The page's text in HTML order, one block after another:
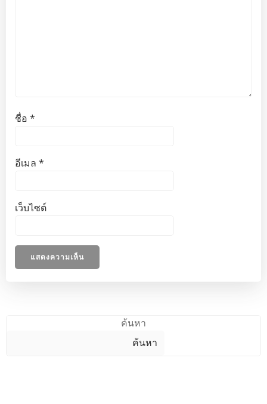
ชื่อ *
อีเมล *
เว็บไซต์
ค้นหา
ค้นหา